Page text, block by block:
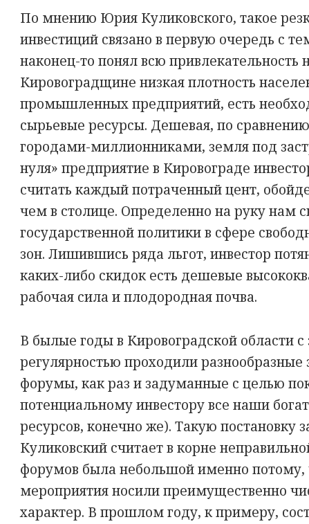
По мнению Юрия Куликовского, такое
инвестиций связано в первую очередь с
наконец-то понял всю привлекательность
Кировоградщине низкая плотность
промышленных предприятий, есть
сырьевые ресурсы. Дешевая, по
городами-миллионниками, земля под
нуля» предприятие в Кировограде
считать каждый потраченный цент,
чем в столице. Определенно на руку нам
государственной политики в сфере
зон. Лишившись ряда льгот, инвестор
каких-либо скидок есть дешевые
рабочая сила и плодородная почва.
В былые годы в Кировоградской области с
регулярностью проходили разнообразные
форумы, как раз и задуманные с целью
потенциальному инвестору все наши
ресурсов, конечно же). Такую постановку
Куликовский считает в корне
форумов была небольшой именно потому,
мероприятия носили преимущественно
характер. В прошлом году, к примеру,